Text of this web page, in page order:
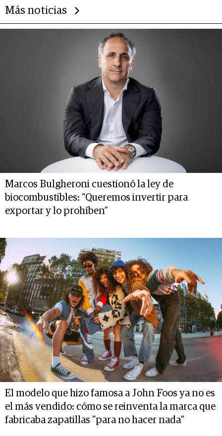
Más noticias
Marcos Bulgheroni cuestionó la ley de
biocombustibles: “Queremos invertir para
exportar y lo prohíben”
El modelo que hizo famosa a John Foos ya no es
el más vendido: cómo se reinventa la marca que
fabricaba zapatillas "para no hacer nada”